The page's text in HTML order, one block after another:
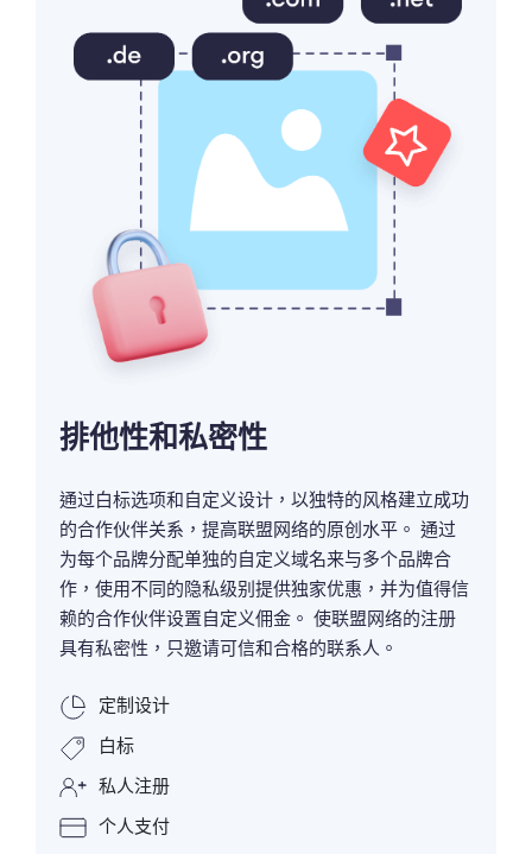
排他性和私密性
通过白标选项和自定义设计，以独特的风格建立成功
的合作伙伴关系，提高联盟网络的原创水平。 通过
为每个品牌分配单独的自定义域名来与多个品牌合
作，使用不同的隐私级别提供独家优惠，并为值得信
赖的合作伙伴设置自定义佣金。 使联盟网络的注册
具有私密性，只邀请可信和合格的联系人。
定制设计
白标
私人注册
个人支付